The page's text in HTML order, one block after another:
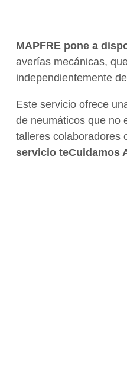
MAPFRE pone a
averías mecánicas,
independientemente
Este servicio ofrece
de neumáticos que no
talleres colaboradores
servicio teCuidamos